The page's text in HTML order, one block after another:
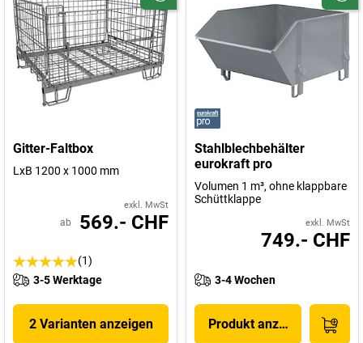
Gitter-Faltbox
LxB 1200 x 1000 mm
exkl. MwSt
ab 569.- CHF
(1)
3-5 Werktage
2 Varianten anzeigen
Stahlblechbehälter
eurokraft pro
Volumen 1 m³, ohne klappbare
Schüttklappe
exkl. MwSt
749.- CHF
3-4 Wochen
Produkt anzeigen